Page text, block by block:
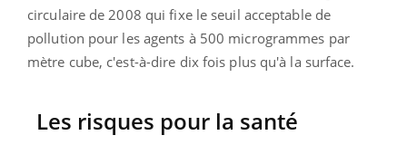
circulaire de 2008 qui fixe le seuil acceptable de
pollution pour les agents à 500 microgrammes par
mètre cube, c'est-à-dire dix fois plus qu'à la surface.
Les risques pour la santé